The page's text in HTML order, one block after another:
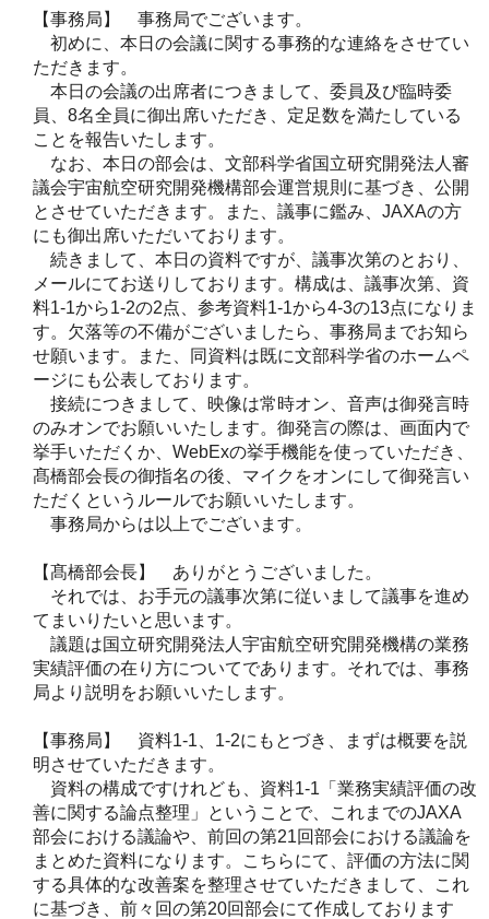
【事務局】 事務局でございます。
初めに、本日の会議に関する事務的な連絡をさせてい
ただきます。
本日の会議の出席者につきまして、委員及び臨時委
員、8名全員に御出席いただき、定足数を満たしている
ことを報告いたします。
なお、本日の部会は、文部科学省国立研究開発法人審
議会宇宙航空研究開発機構部会運営規則に基づき、公開
とさせていただきます。また、議事に鑑み、JAXAの方
にも御出席いただいております。
続きまして、本日の資料ですが、議事次第のとおり、
メールにてお送りしております。構成は、議事次第、資
料1-1から1-2の2点、参考資料1-1から4-3の13点になりま
す。欠落等の不備がございましたら、事務局までお知ら
せ願います。また、同資料は既に文部科学省のホームペ
ージにも公表しております。
接続につきまして、映像は常時オン、音声は御発言時
のみオンでお願いいたします。御発言の際は、画面内で
挙手いただくか、WebExの挙手機能を使っていただき、
髙橋部会長の御指名の後、マイクをオンにして御発言い
ただくというルールでお願いいたします。
事務局からは以上でございます。
【髙橋部会長】 ありがとうございました。
それでは、お手元の議事次第に従いまして議事を進め
てまいりたいと思います。
議題は国立研究開発法人宇宙航空研究開発機構の業務
実績評価の在り方についてであります。それでは、事務
局より説明をお願いいたします。
【事務局】 資料1-1、1-2にもとづき、まずは概要を説
明させていただきます。
資料の構成ですけれども、資料1-1「業務実績評価の改
善に関する論点整理」ということで、これまでのJAXA
部会における議論や、前回の第21回部会における議論を
まとめた資料になります。こちらにて、評価の方法に関
する具体的な改善案を整理させていただきまして、これ
に基づき、前々回の第20回部会にて作成しております